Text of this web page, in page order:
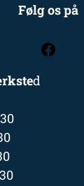
Følg os på
d